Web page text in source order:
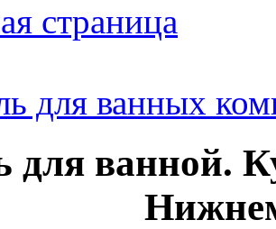
страница
для ванных
для ванной.